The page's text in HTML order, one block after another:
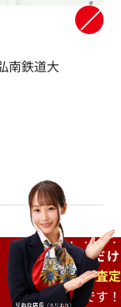
南鉄道大
ご自宅で待つだけ
出張査定
もオススメです！